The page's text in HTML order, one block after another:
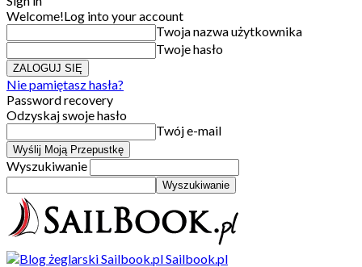
Welcome!Log into your account
Twoja nazwa użytkownika
Twoje hasło
Nie pamiętasz hasła?
Password recovery
Odzyskaj swoje hasło
Twój e-mail
Wyszukiwanie
Sailbook.pl